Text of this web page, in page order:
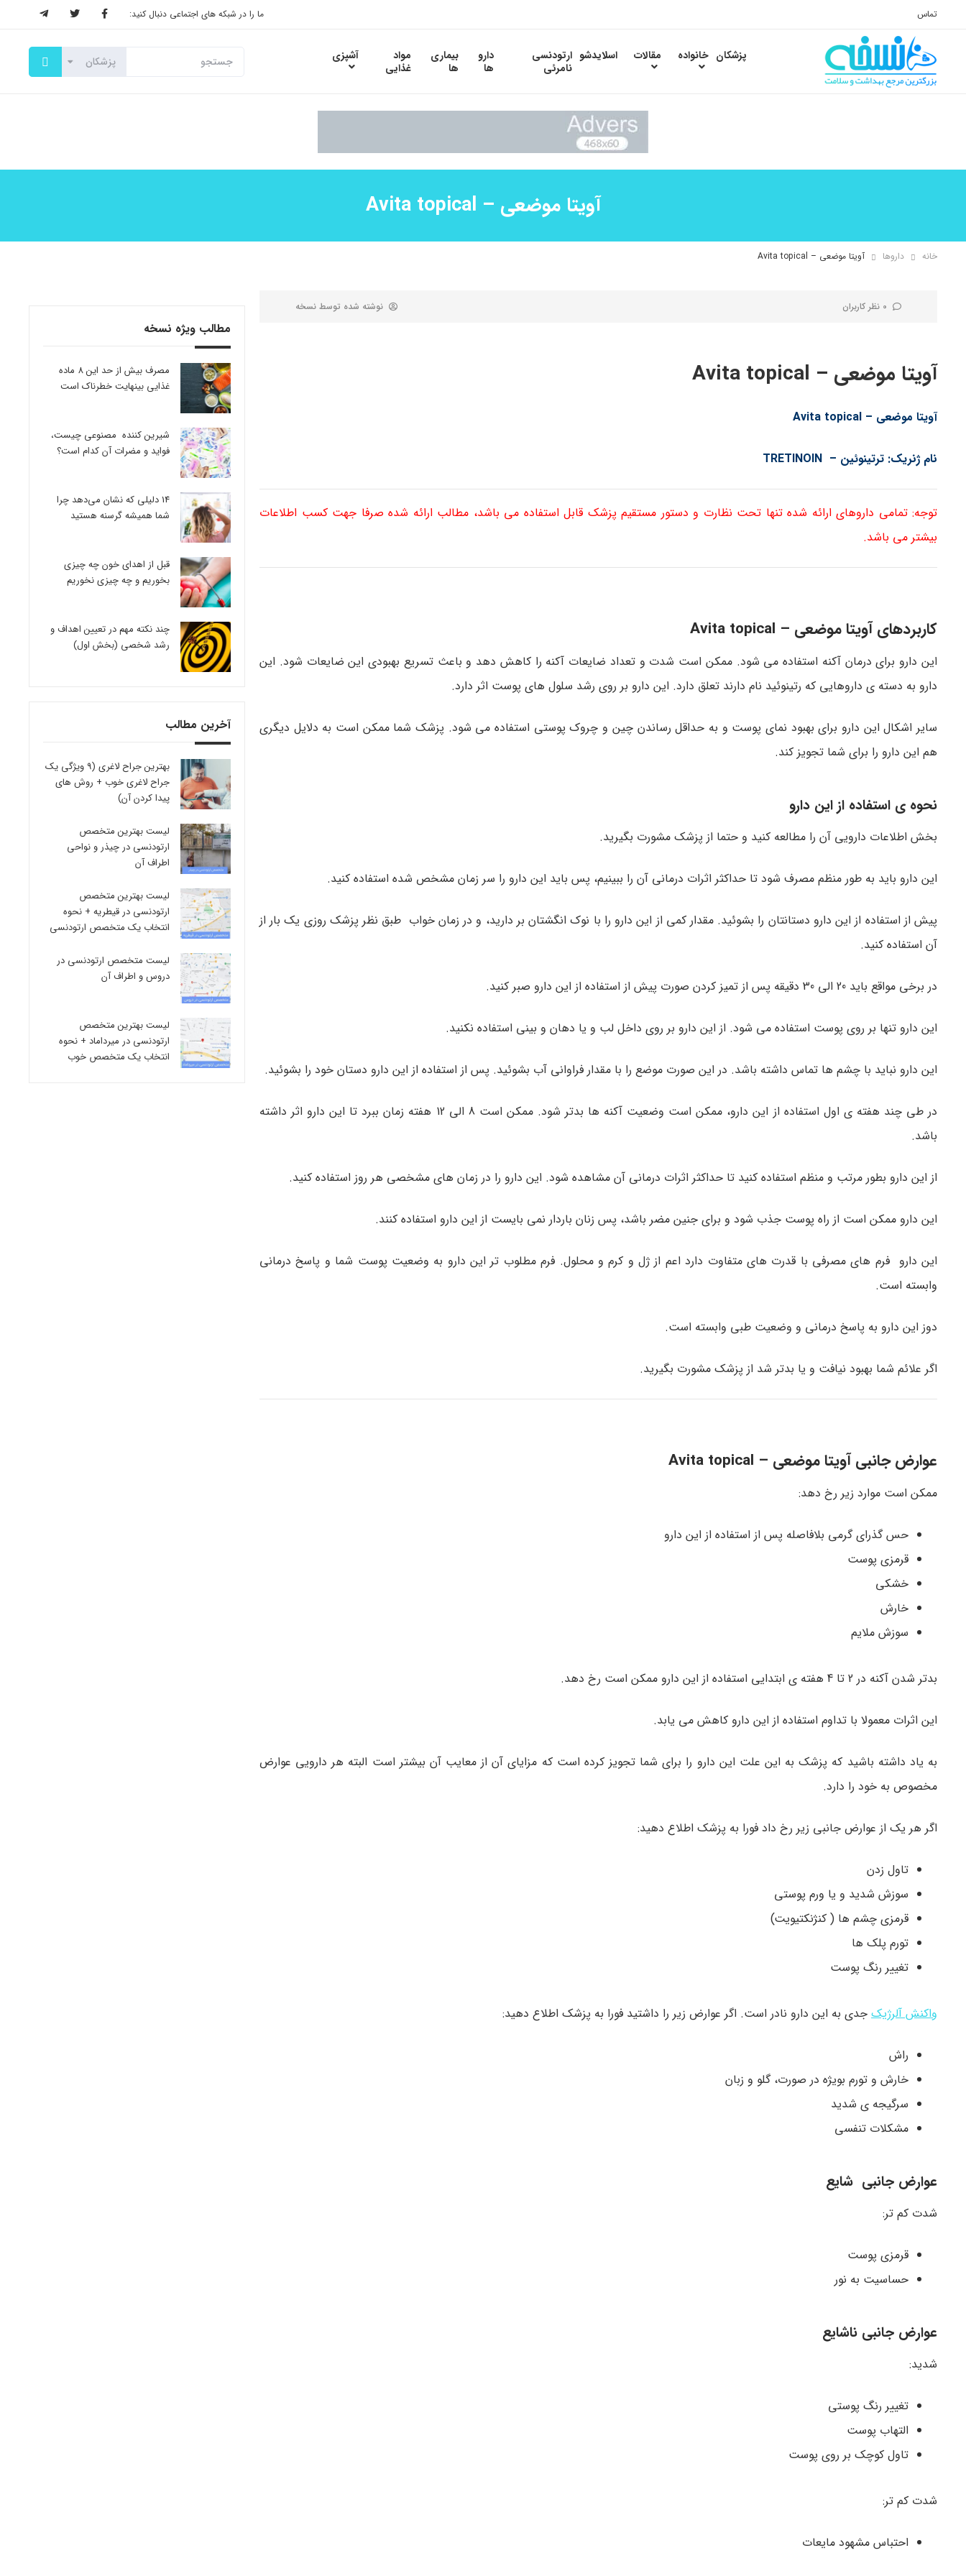
تماس ما را در شبکه های اجتماعی دنبال کنید:
پزشکان خانواده مقالات اسلایدشو ارتودنسی
نامرئی
دارو
ها
بیماری
ها
مواد
غذایی
آشپزی
آویتا موضعی – Avita topical
خانه داروها آویتا موضعی – Avita topical
0 نظر کاربران نوشته شده توسط نسخه
آویتا موضعی – Avita topical
آویتا موضعی – Avita topical
نام ژنریک: ترتینوئین – TRETINOIN
توجه: تمامی داروهای ارائه شده تنها تحت نظارت و دستور مستقیم پزشک قابل استفاده می باشد، مطالب ارائه شده صرفا جهت کسب اطلاعات
بیشتر می باشد.
کاربردهای آویتا موضعی – Avita topical
این دارو برای درمان آکنه استفاده می شود. ممکن است شدت و تعداد ضایعات آکنه را کاهش دهد و باعث تسریع بهبودی این ضایعات شود. این
دارو به دسته ی داروهایی که رتینوئید نام دارند تعلق دارد. این دارو بر روی رشد سلول های پوست اثر دارد.
سایر اشکال این دارو برای بهبود نمای پوست و به حداقل رساندن چین و چروک پوستی استفاده می شود. پزشک شما ممکن است به دلایل دیگری
هم این دارو را برای شما تجویز کند.
نحوه ی استفاده از این دارو
بخش اطلاعات دارویی آن را مطالعه کنید و حتما از پزشک مشورت بگیرید.
این دارو باید به طور منظم مصرف شود تا حداکثر اثرات درمانی آن را ببینیم، پس باید این دارو را سر زمان مشخص شده استفاده کنید.
پیش از استفاده از این دارو دستانتان را بشوئید. مقدار کمی از این دارو را با نوک انگشتان بر دارید، و در زمان خواب طبق نظر پزشک روزی یک بار از
آن استفاده کنید.
در برخی مواقع باید 20 الی 30 دقیقه پس از تمیز کردن صورت پیش از استفاده از این دارو صبر کنید.
این دارو تنها بر روی پوست استفاده می شود. از این دارو بر روی داخل لب و یا دهان و بینی استفاده نکنید.
این دارو نباید با چشم ها تماس داشته باشد. در این صورت موضع را با مقدار فراوانی آب بشوئید. پس از استفاده از این دارو دستان خود را بشوئید.
در طی چند هفته ی اول استفاده از این دارو، ممکن است وضعیت آکنه ها بدتر شود. ممکن است 8 الی 12 هفته زمان ببرد تا این دارو اثر داشته
باشد.
از این دارو بطور مرتب و منظم استفاده کنید تا حداکثر اثرات درمانی آن مشاهده شود. این دارو را در زمان های مشخصی هر روز استفاده کنید.
این دارو ممکن است از راه پوست جذب شود و برای جنین مضر باشد، پس زنان باردار نمی بایست از این دارو استفاده کنند.
این دارو فرم های مصرفی با قدرت های متفاوت دارد اعم از ژل و کرم و محلول. فرم مطلوب تر این دارو به وضعیت پوست شما و پاسخ درمانی
وابسته است.
دوز این دارو به پاسخ درمانی و وضعیت طبی وابسته است.
اگر علائم شما بهبود نیافت و یا بدتر شد از پزشک مشورت بگیرید.
عوارض جانبی آویتا موضعی – Avita topical
ممکن است موارد زیر رخ دهد:
حس گذرای گرمی بلافاصله پس از استفاده از این دارو
قرمزی پوست
خشکی
خارش
سوزش ملایم
بدتر شدن آکنه در 2 تا 4 هفته ی ابتدایی استفاده از این دارو ممکن است رخ دهد.
این اثرات معمولا با تداوم استفاده از این دارو کاهش می یابد.
به یاد داشته باشید که پزشک به این علت این دارو را برای شما تجویز کرده است که مزایای آن از معایب آن بیشتر است البته هر دارویی عوارض
مخصوص به خود را دارد.
اگر هر یک از عوارض جانبی زیر رخ داد فورا به پزشک اطلاع دهید:
تاول زدن
سوزش شدید و یا ورم پوستی
قرمزی چشم ها ( کنژنکتیویت)
تورم پلک ها
تغییر رنگ پوست
واکنش آلرژیک جدی به این دارو نادر است. اگر عوارض زیر را داشتید فورا به پزشک اطلاع دهید:
راش
خارش و تورم بویژه در صورت، گلو و زبان
سرگیجه ی شدید
مشکلات تنفسی
عوارض جانبی شایع
شدت کم تر:
قرمزی پوست
حساسیت به نور
عوارض جانبی ناشایع
شدید:
تغییر رنگ پوستی
التهاب پوست
تاول کوچک بر روی پوست
شدت کم تر:
احتباس مشهود مایعات
مطالب ویژه نسخه
مصرف بیش از حد این 8 ماده
غذایی بینهایت خطرناک است
شیرین کننده مصنوعی چیست،
فواید و مضرات آن کدام است؟
14 دلیلی که نشان می‌دهد چرا
شما همیشه گرسنه هستید
قبل از اهدای خون چه چیزی
بخوریم و چه چیزی نخوریم
چند نکته مهم در تعیین اهداف و
رشد شخصی (بخش اول)
آخرین مطالب
بهترین جراح لاغری (9 ویژگی یک
جراح لاغری خوب + روش های
پیدا کردن آن)
لیست بهترین متخصص
ارتودنسی در چیذر و نواحی
اطراف آن
لیست بهترین متخصص
ارتودنسی در قیطریه + نحوه
انتخاب یک متخصص ارتودنسی
لیست متخصص ارتودنسی در
دروس و اطراف آن
لیست بهترین متخصص
ارتودنسی در میرداماد + نحوه
انتخاب یک متخصص خوب